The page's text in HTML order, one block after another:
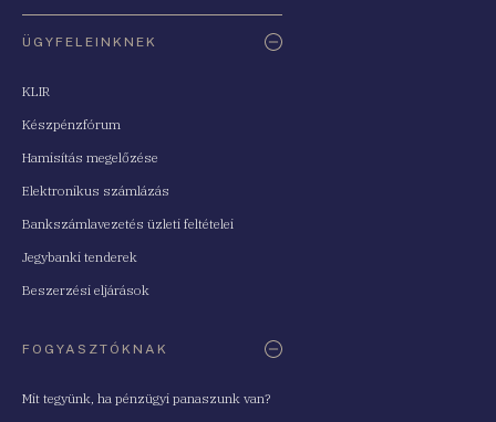
ÜGYFELEINKNEK
KLIR
Készpénzfórum
Hamisítás megelőzése
Elektronikus számlázás
Bankszámlavezetés üzleti feltételei
Jegybanki tenderek
Beszerzési eljárások
FOGYASZTÓKNAK
Mit tegyünk, ha pénzügyi panaszunk van?